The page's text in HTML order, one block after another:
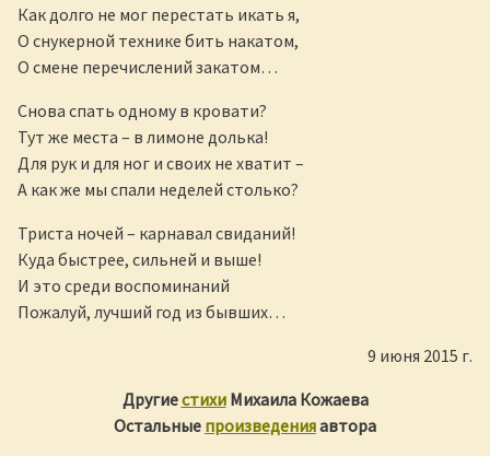
Как долго не мог перестать икать я,
О снукерной технике бить накатом,
О смене перечислений закатом…
Снова спать одному в кровати?
Тут же места – в лимоне долька!
Для рук и для ног и своих не хватит –
А как же мы спали неделей столько?
Триста ночей – карнавал свиданий!
Куда быстрее, сильней и выше!
И это среди воспоминаний
Пожалуй, лучший год из бывших…
9 июня 2015 г.
ДругиестихиМихаила Кожаева
Остальные произведенияавтора